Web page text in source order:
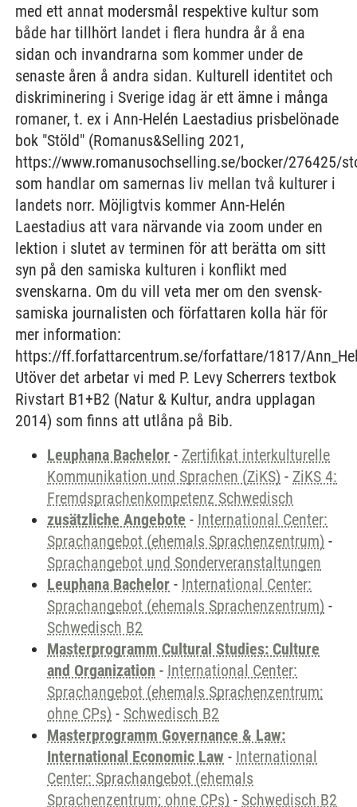
med ett annat modersmål respektive kultur som
både har tillhört landet i flera hundra år å ena
sidan och invandrarna som kommer under de
senaste åren å andra sidan. Kulturell identitet och
diskriminering i Sverige idag är ett ämne i många
romaner, t. ex i Ann-Helén Laestadius prisbelönade
bok "Stöld" (Romanus&Selling 2021,
https://www.romanusochselling.se/bocker/276425/
som handlar om samernas liv mellan två kulturer i
landets norr. Möjligtvis kommer Ann-Helén
Laestadius att vara närvande via zoom under en
lektion i slutet av terminen för att berätta om sitt
syn på den samiska kulturen i konflikt med
svenskarna. Om du vill veta mer om den svensk-
samiska journalisten och författaren kolla här för
mer information:
https://ff.forfattarcentrum.se/forfattare/1817/
Utöver det arbetar vi med P. Levy Scherrers textbok
Rivstart B1+B2 (Natur & Kultur, andra upplagan
2014) som finns att utlåna på Bib.
Leuphana Bachelor - Zertifikat interkulturelle
Kommunikation und Sprachen (ZiKS) - ZiKS 4:
Fremdsprachenkompetenz Schwedisch
zusätzliche Angebote - International Center:
Sprachangebot (ehemals Sprachenzentrum) -
Sprachangebot und Sonderveranstaltungen
Leuphana Bachelor - International Center:
Sprachangebot (ehemals Sprachenzentrum) -
Schwedisch B2
Masterprogramm Cultural Studies: Culture
and Organization - International Center:
Sprachangebot (ehemals Sprachenzentrum;
ohne CPs) - Schwedisch B2
Masterprogramm Governance & Law:
International Economic Law - International
Center: Sprachangebot (ehemals
Sprachenzentrum; ohne CPs) - Schwedisch B2